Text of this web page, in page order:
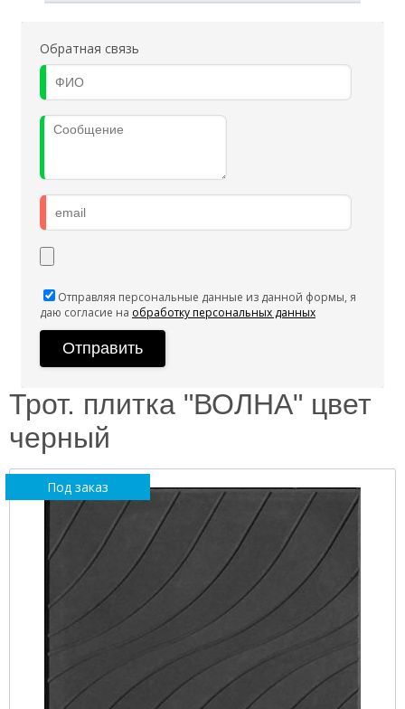
Обратная связь
Отправляя персональные данные из данной формы, я
даю согласие на обработку персональных данных
Трот. плитка "ВОЛНА" цвет
черный
Под заказ